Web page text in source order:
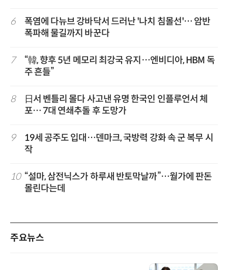
6
폭염에 다뉴브 강바닥서 드러난 '나치 침몰선'… 암반
폭파해 물길까지 바꾼다
7
“韓, 향후 5년 메모리 최강국 유지…엔비디아, HBM 독
주 흔들”
8
日서 벤틀리 몰다 사고낸 유명 한국인 인플루언서 체
포… 7대 연쇄추돌 후 도망가
9
19세 공주도 입대…덴마크, 국방력 강화 속 군 복무 시
작
10 “설마, 삼전닉스가 하루새 반토막날까”…월가에 판돈
몰린다는데
주요뉴스